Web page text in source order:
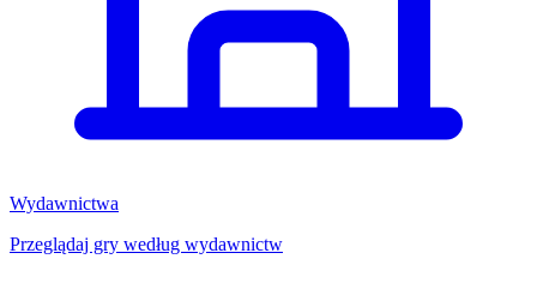
Wydawnictwa
Przeglądaj gry według wydawnictw